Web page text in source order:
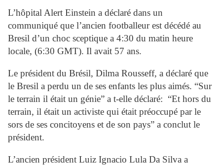
L’hôpital Alert Einstein a déclaré dans un
communiqué que l’ancien footballeur est décédé au
Bresil d’un choc sceptique a 4:30 du matin heure
locale, (6:30 GMT). Il avait 57 ans.
Le président du Brésil, Dilma Rousseff, a déclaré que
le Bresil a perdu un de ses enfants les plus aimés. “Sur
le terrain il était un génie” a t-elle déclaré: “Et hors du
terrain, il était un activiste qui était préoccupé par le
sors de ses concitoyens et de son pays” a conclut le
président.
L’ancien président Luiz Ignacio Lula Da Silva a